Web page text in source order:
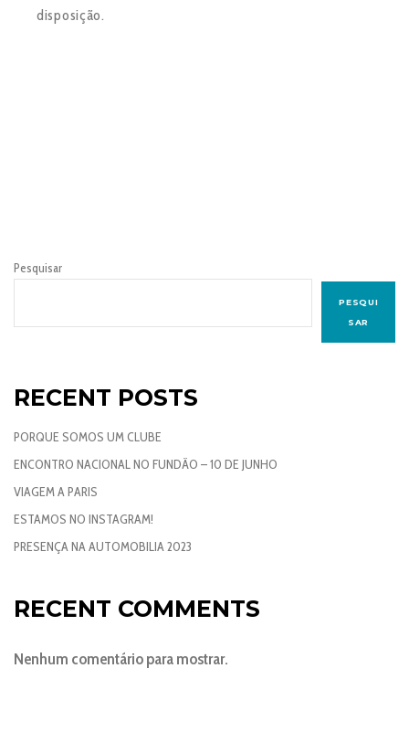
disposição.
Pesquisar
PESQUI
SAR
RECENT POSTS
PORQUE SOMOS UM CLUBE
ENCONTRO NACIONAL NO FUNDÃO – 10 DE JUNHO
VIAGEM A PARIS
ESTAMOS NO INSTAGRAM!
PRESENÇA NA AUTOMOBILIA 2023
RECENT COMMENTS
Nenhum comentário para mostrar.